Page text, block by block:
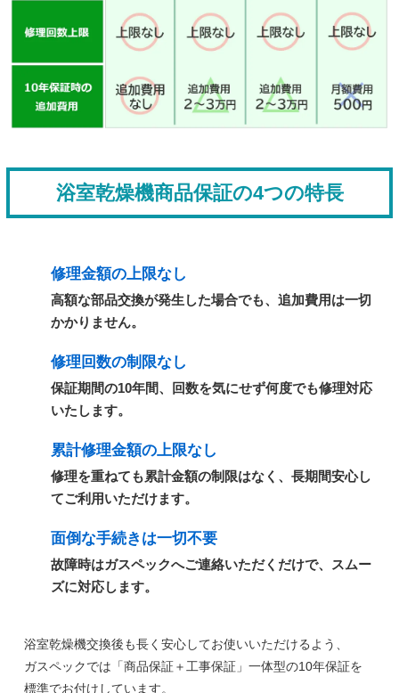
浴室乾燥機商品保証の4つの特長
修理金額の上限なし
高額な部品交換が発生した場合でも、追加費用は一切
かかりません。
修理回数の制限なし
保証期間の10年間、回数を気にせず何度でも修理対応
いたします。
累計修理金額の上限なし
修理を重ねても累計金額の制限はなく、長期間安心し
てご利用いただけます。
面倒な手続きは一切不要
故障時はガスペックへご連絡いただくだけで、スムー
ズに対応します。
浴室乾燥機交換後も長く安心してお使いいただけるよう、
ガスペックでは 「商品保証＋工事保証」一体型の10年保証を
標準でお付けしています。